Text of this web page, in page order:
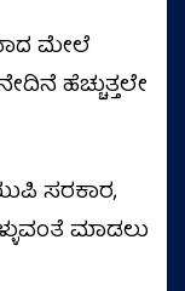
ಮೇಲೆ
ಹೆಚ್ಚುತ್ತಲೇ
ಸರಕಾರ,
ಮಾಡಲು